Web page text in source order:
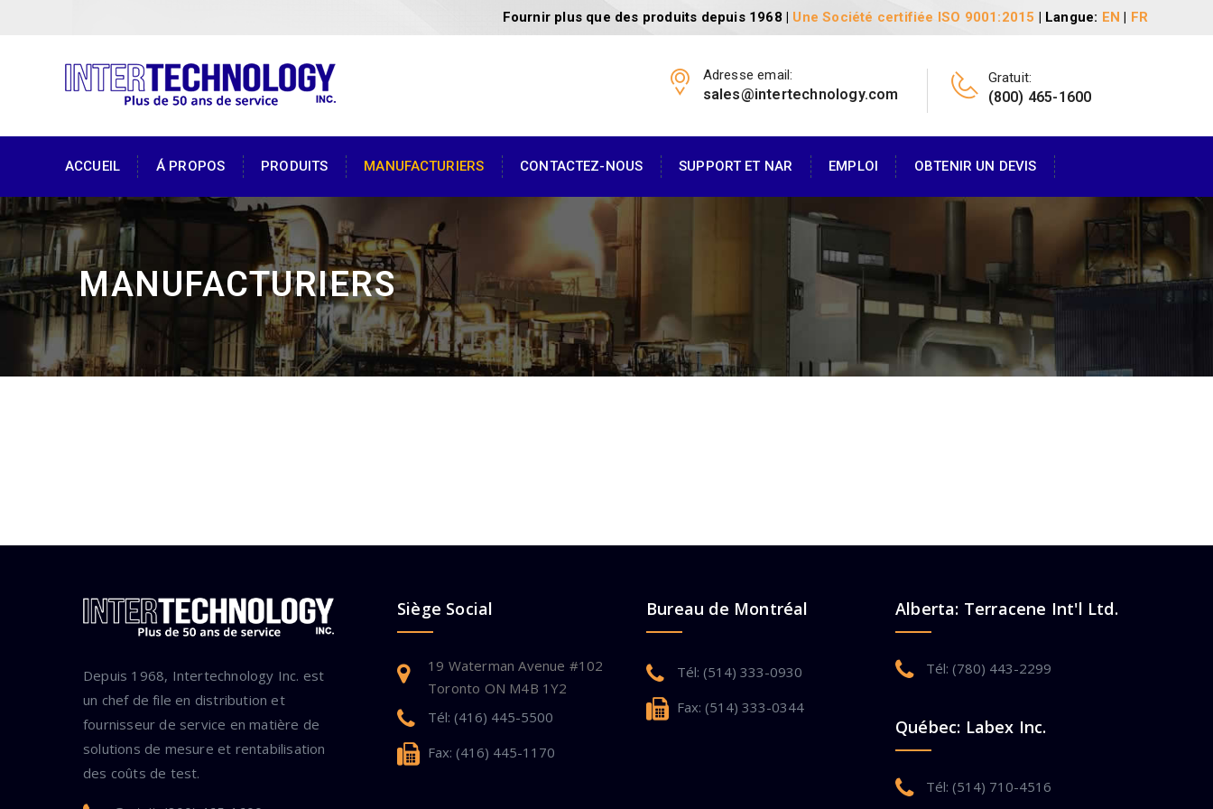
Fournir plus que des produits depuis 1968 | Une Société certifiée ISO 9001:2015 | Langue: EN | FR
Adresse email:
sales@intertechnology.com
Gratuit:
(800) 465-1600
ACCUEIL Á PROPOS PRODUITS MANUFACTURIERS CONTACTEZ-NOUS SUPPORT ET NAR EMPLOI OBTENIR UN DEVIS
MANUFACTURIERS
Depuis 1968, Intertechnology Inc. est
un chef de file en distribution et
fournisseur de service en matière de
solutions de mesure et rentabilisation
des coûts de test.
Siège Social
19 Waterman Avenue #102
Toronto ON M4B 1Y2
Tél: (416) 445-5500
Fax: (416) 445-1170
Bureau de Montréal
Tél: (514) 333-0930
Fax: (514) 333-0344
Alberta: Terracene Int'l Ltd.
Tél: (780) 443-2299
Québec: Labex Inc.
Tél: (514) 710-4516